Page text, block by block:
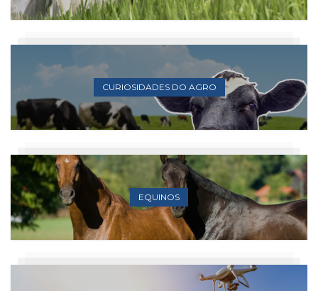
CURIOSIDADES DO AGRO
EQUINOS